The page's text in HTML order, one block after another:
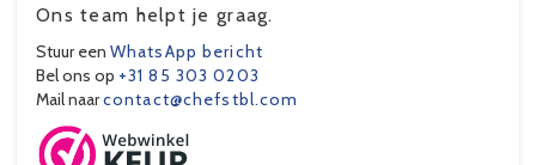
Ons team helpt je graag.
Stuur een WhatsApp bericht
Bel ons op +31 85 303 0203
Mail naarcontact@chefstbl.com